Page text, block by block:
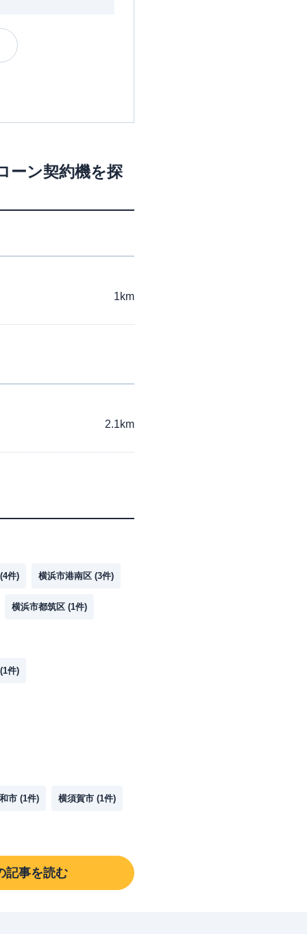
ーン契約機を探
1km
2.1km
(4件) 横浜市港南区 (3件)
横浜市都筑区 (1件)
(1件)
市 (1件) 横須賀市 (1件)
記事を読む